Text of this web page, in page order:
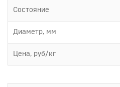
Состояние
Диаметр, мм
Цена, руб/кг